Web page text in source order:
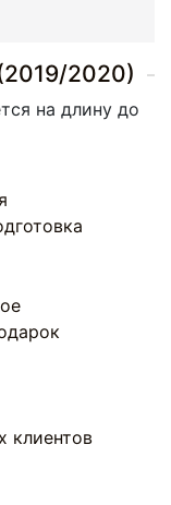
2020)
на длину до
клиентов